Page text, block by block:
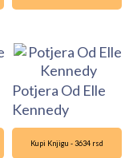
Potjera Od Elle
Kennedy
Kupi Knjigu - 3634 rsd